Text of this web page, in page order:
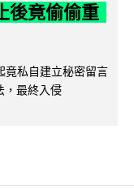
後竟偷偷重
私自建立秘密留言
，最終入侵